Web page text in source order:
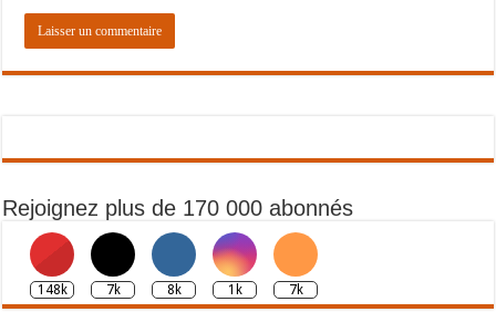
Rejoignez plus de 170 000 abonnés
148k 7k 8k 1k 7k